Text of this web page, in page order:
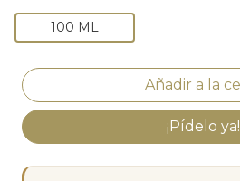
100 ML
¡Pídelo ya!